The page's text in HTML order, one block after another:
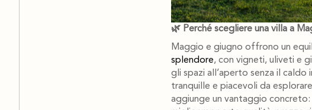
🌿 Perché scegliere una villa a
Maggio e giugno offrono un
splendore, con vigneti, uliveti e
gli spazi all’aperto senza il caldo
tranquille e piacevoli da
aggiunge un vantaggio